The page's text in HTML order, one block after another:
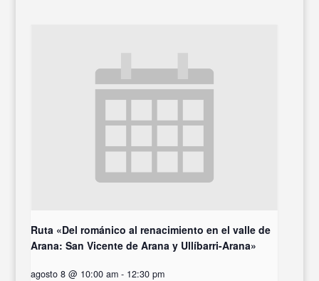
Ruta «Del románico al renacimiento en el valle de
Arana: San Vicente de Arana y Ullíbarri-Arana»
agosto 8 @ 10:00 am - 12:30 pm